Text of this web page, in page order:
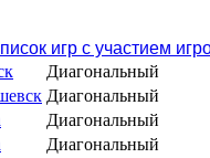
игр с участием
Диагональный
Диагональный
Диагональный
Диагональный